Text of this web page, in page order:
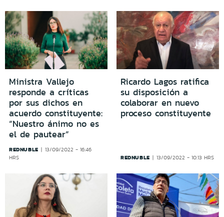
Ministra Vallejo
responde a críticas
por sus dichos en
acuerdo constituyente:
“Nuestro ánimo no es
el de pautear”
REDNUBLE
13/09/2022 - 16:46
HRS
Ricardo Lagos ratifica
su disposición a
colaborar en nuevo
proceso constituyente
REDNUBLE 13/09/2022 - 10:13 HRS